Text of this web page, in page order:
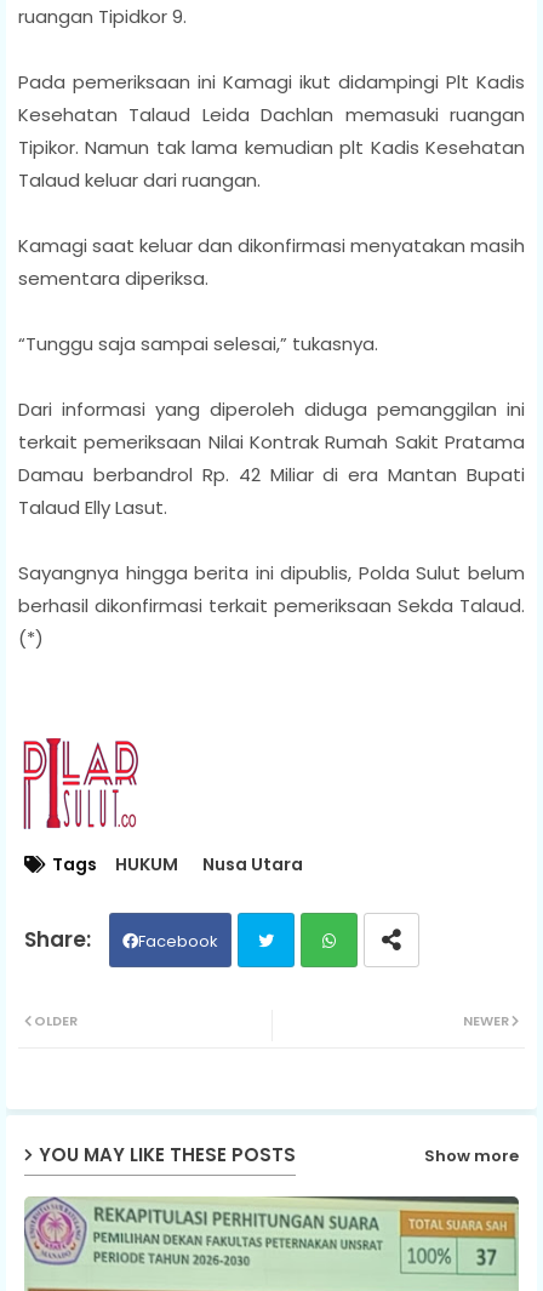
ruangan Tipidkor 9.
Pada pemeriksaan ini Kamagi ikut didampingi Plt Kadis
Kesehatan Talaud Leida Dachlan memasuki ruangan
Tipikor. Namun tak lama kemudian plt Kadis Kesehatan
Talaud keluar dari ruangan.
Kamagi saat keluar dan dikonfirmasi menyatakan masih
sementara diperiksa.
“Tunggu saja sampai selesai,” tukasnya.
Dari informasi yang diperoleh diduga pemanggilan ini
terkait pemeriksaan Nilai Kontrak Rumah Sakit Pratama
Damau berbandrol Rp. 42 Miliar di era Mantan Bupati
Talaud Elly Lasut.
Sayangnya hingga berita ini dipublis, Polda Sulut belum
berhasil dikonfirmasi terkait pemeriksaan Sekda Talaud.
(*)
Tags HUKUM Nusa Utara
Facebook
ap
NEWER
OLDER
YOU MAY LIKE THESE POSTS Show more